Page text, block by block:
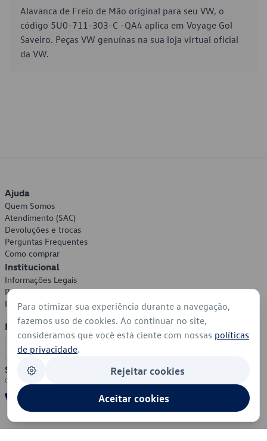
Alavanca de Freio de Mão original para seu VW, o
código 5U0-711-303-C -QA4 aplica em Voyage Gol
Saveiro. Peças VW genuínas na sua loja virtual oficial
da VW.
Ajuda
Quem Somos
Atendimento (SAC)
Devoluções e trocas
Perguntas Frequentes
Como comprar
Institucional
Informações Legais
Política de Privacidade
Política de Cookies
Formas de Pagamento
Segurança
Para otimizar sua experiência durante a navegação,
fazemos uso de cookies. Ao continuar no site,
consideramos que você está ciente com nossas políticas
de privacidade.
Rejeitar cookies
Aceitar cookies